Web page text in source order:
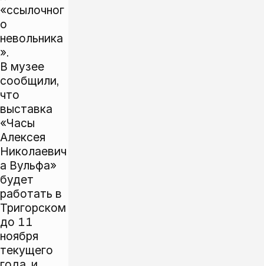
«ссылочног
о
невольника
».
В музее
сообщили,
что
выставка
«Часы
Алексея
Николаевич
а Вульфа»
будет
работать в
Тригорском
до 11
ноября
текущего